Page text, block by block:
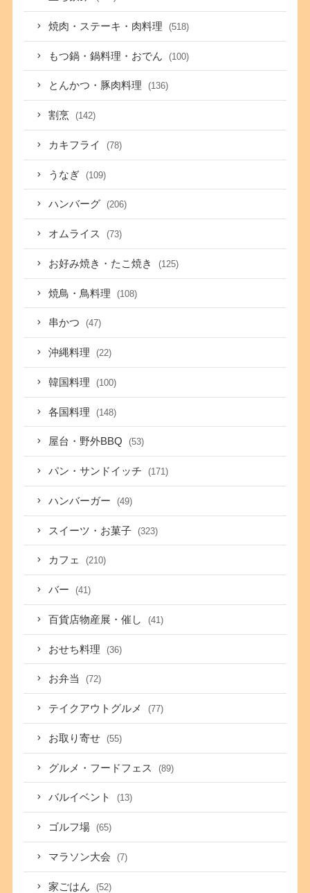
焼肉・ステーキ・肉料理 (518)
もつ鍋・鍋料理・おでん (100)
とんかつ・豚肉料理 (136)
割烹 (142)
カキフライ (78)
うなぎ (109)
ハンバーグ (206)
オムライス (73)
お好み焼き・たこ焼き (125)
焼鳥・鳥料理 (108)
串かつ (47)
沖縄料理 (22)
韓国料理 (100)
各国料理 (148)
屋台・野外BBQ (53)
パン・サンドイッチ (171)
ハンバーガー (49)
スイーツ・お菓子 (323)
カフェ (210)
バー (41)
百貨店物産展・催し (41)
おせち料理 (36)
お弁当 (72)
テイクアウトグルメ (77)
お取り寄せ (55)
グルメ・フードフェス (89)
バルイベント (13)
ゴルフ場 (65)
マラソン大会 (7)
家ごはん (52)